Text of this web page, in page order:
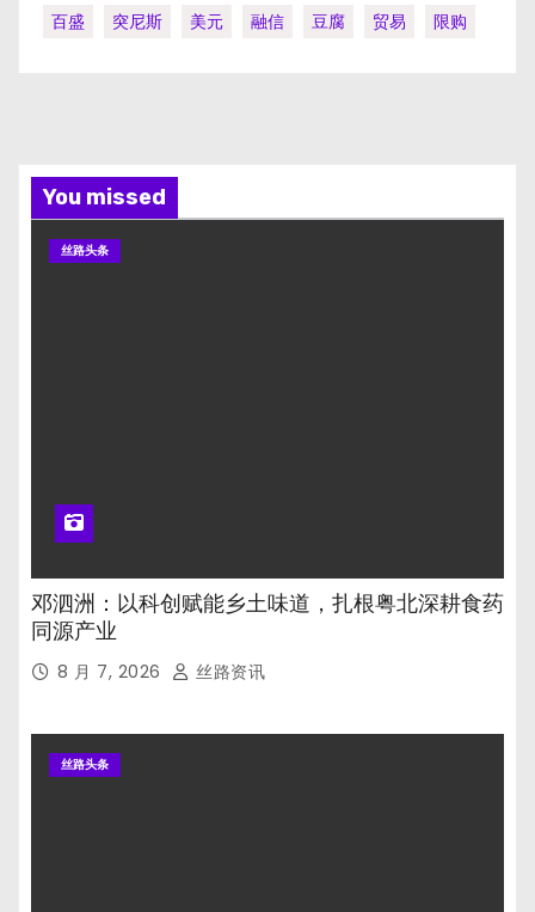
百盛
突尼斯 美元 融信 豆腐 贸易 限购
You missed
丝路头条
邓泗洲：以科创赋能乡土味道，扎根粤北深耕食药
同源产业
8 月 7, 2026 丝路资讯
丝路头条